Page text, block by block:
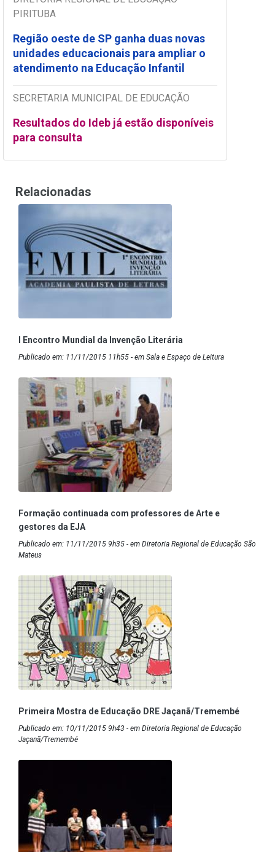
PIRITUBA
Região oeste de SP ganha duas novas
unidades educacionais para ampliar o
atendimento na Educação Infantil
SECRETARIA MUNICIPAL DE EDUCAÇÃO
Resultados do Ideb já estão disponíveis
para consulta
Relacionadas
I Encontro Mundial da Invenção Literária
Publicado em: 11/11/2015 11h55 - em Sala e Espaço de Leitura
Formação continuada com professores de Arte e
gestores da EJA
Publicado em: 11/11/2015 9h35 - em Diretoria Regional de Educação São
Mateus
Primeira Mostra de Educação DRE Jaçanã/Tremembé
Publicado em: 10/11/2015 9h43 - em Diretoria Regional de Educação
Jaçanã/Tremembé